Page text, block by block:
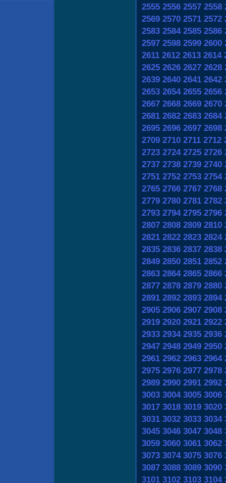
2555 2556 2557 2558
2569 2570 2571 2572
2583 2584 2585 2586
2597 2598 2599 2600
2611 2612 2613 2614
2625 2626 2627 2628
2639 2640 2641 2642
2653 2654 2655 2656
2667 2668 2669 2670
2681 2682 2683 2684
2695 2696 2697 2698
2709 2710 2711 2712
2723 2724 2725 2726
2737 2738 2739 2740
2751 2752 2753 2754
2765 2766 2767 2768
2779 2780 2781 2782
2793 2794 2795 2796
2807 2808 2809 2810
2821 2822 2823 2824
2835 2836 2837 2838
2849 2850 2851 2852
2863 2864 2865 2866
2877 2878 2879 2880
2891 2892 2893 2894
2905 2906 2907 2908
2919 2920 2921 2922
2933 2934 2935 2936
2947 2948 2949 2950
2961 2962 2963 2964
2975 2976 2977 2978
2989 2990 2991 2992
3003 3004 3005 3006
3017 3018 3019 3020
3031 3032 3033 3034
3045 3046 3047 3048
3059 3060 3061 3062
3073 3074 3075 3076
3087 3088 3089 3090
3101 3102 3103 3104